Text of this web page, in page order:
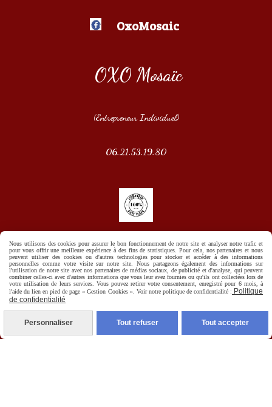
OxoMosaic
OXO Mosaïc
(Entrepreneur Individuel)
06.21.53.19.80
Nous utilisons des cookies pour assurer le bon fonctionnement de notre site et analyser notre trafic et
pour vous offrir une meilleure expérience à des fins de statistiques. Pour cela, nos partenaires et nous
peuvent utiliser des cookies ou d'autres technologies pour stocker et accéder à des informations
personnelles comme votre visite sur notre site. Nous partageons également des informations sur
l'utilisation de notre site avec nos partenaires de médias sociaux, de publicité et d'analyse, qui peuvent
combiner celles-ci avec d'autres informations que vous leur avez fournies ou qu'ils ont collectées lors de
votre utilisation de leurs services. Vous pouvez retirer votre consentement, enregistré pour 6 mois, à
l'aide du lien en pied de page « Gestion Cookies ». Voir notre politique de confidentialité : Politique
de confidentialité
Personnaliser Tout refuser Tout accepter